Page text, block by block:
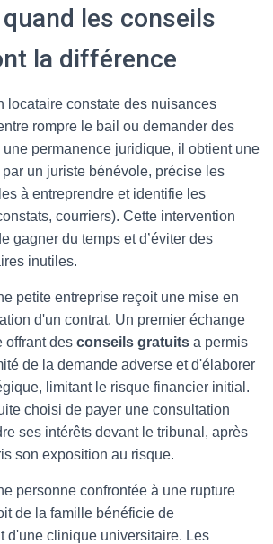
les conseils
la différence
locataire constate des nuisances
rompre le bail ou demander des
une permanence juridique, il obtient une
par un juriste bénévole, précise les
à entreprendre et identifie les
courriers). Cette intervention
gagner du temps et d’éviter des
inutiles.
petite entreprise reçoit une mise en
d'un contrat. Un premier échange
offrant des conseils gratuits a permis
de la demande adverse et d'élaborer
limitant le risque financier initial.
choisi de payer une consultation
ses intérêts devant le tribunal, après
son exposition au risque.
personne confrontée à une rupture
de la famille bénéficie de
d'une clinique universitaire. Les